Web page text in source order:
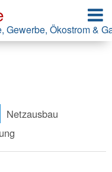
Gewerbe, Ökostrom &
Netzausbau